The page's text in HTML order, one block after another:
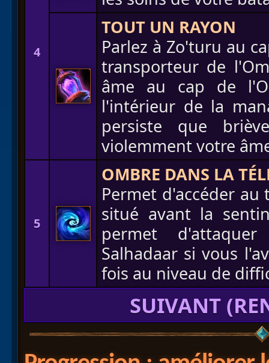
4
TOUT UN RAYON
Parlez à Zo'turu au
transporteur de
âme au cap de
l'intérieur de la
persiste que
violemment votre
5
OMBRE DANS LA
Permet d'accéder
situé avant la
permet
Salhadaar si vous
fois au niveau de
SUIVANT